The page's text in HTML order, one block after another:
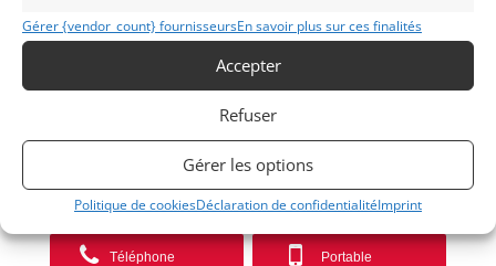
Gérer {vendor_count} fournisseursEn savoir plus sur ces finalités
Accepter
Refuser
Gérer les options
Politique de cookiesDéclaration de confidentialitéImprint
(68) Haut-Rhin
Voir sur la carte
Modifier mon annonce
Contacter le vendeur par mail
Téléphone Portable